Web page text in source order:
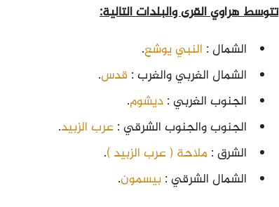
تتوسط هراوي القرى والبلدات التالية:
الشمال : النبي يوشع.
الشمال الغربي والغرب : قدس.
الجنوب الغربي : ديشوم.
الجنوب والجنوب الشرقي : عرب الزبيد.
الشرق : ملاحة ( عرب الزبيد ).
الشمال الشرقي : بيسمون.